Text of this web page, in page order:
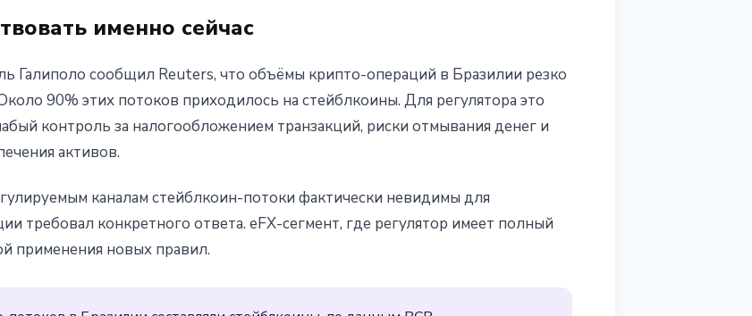
именно сейчас
Галиполо сообщил Reuters, что объёмы крипто-операций в Бразилии резко
90% этих потоков приходилось на стейблкоины. Для регулятора это
контроль за налогообложением транзакций, риски отмывания денег и
активов.
каналам стейблкоин-потоки фактически невидимы для
требовал конкретного ответа. eFX-сегмент, где регулятор имеет полный
применения новых правил.